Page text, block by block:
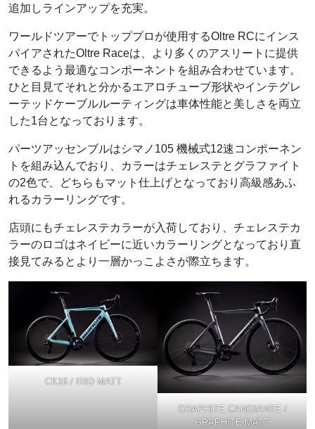
追加しラインアップを充実。
ワールドツアーでトッププロが使用するOltre RCにインス
パイアされたOltre Raceは、より多くのアスリートに提供
できるよう最適なコンポーネントを組み合わせています。
ひと目見てそれと分かるエアロチューブ形状やインテグレ
ーテッドケーブルルーティングは車体性能と美しさを両立
した1台となっております。
パーツアッセンブルはシマノ105 機械式12速コンポーネン
トを組み込んでおり、カラーはチェレステとグラファイト
の2色で、どちらもマット仕上げとなっており高級感あふ
れるカラーリングです。
店頭にもチェレステカラーが入荷しており、チェレステカ
ラーのロゴはネイビーに近いカラーリングとなっており直
接見てみるとより一層かっこよさが際立ちます。
CK16 / IRID MATT
GRAPHITE CANGIANTE /
GRAPHITE MATT